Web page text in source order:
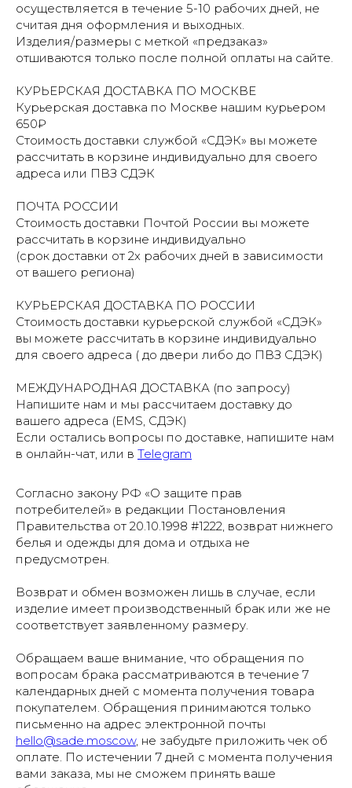
осуществляется в течение 5-10 рабочих дней, не
считая дня оформления и выходных.
Изделия/размеры с меткой «предзаказ»
отшиваются только после полной оплаты на сайте.
КУРЬЕРСКАЯ ДОСТАВКА ПО МОСКВЕ
Курьерская доставка по Москве нашим курьером
650₽
Стоимость доставки службой «СДЭК» вы можете
рассчитать в корзине индивидуально для своего
адреса или ПВЗ СДЭК
ПОЧТА РОССИИ
Стоимость доставки Почтой России вы можете
рассчитать в корзине индивидуально
(срок доставки от 2х рабочих дней в зависимости
от вашего региона)
КУРЬЕРСКАЯ ДОСТАВКА ПО РОССИИ
Стоимость доставки курьерской службой «СДЭК»
вы можете рассчитать в корзине индивидуально
для своего адреса ( до двери либо до ПВЗ СДЭК)
МЕЖДУНАРОДНАЯ ДОСТАВКА (по запросу)
Напишите нам и мы рассчитаем доставку до
вашего адреса (EMS, СДЭК)
Если остались вопросы по доставке, напишите нам
в онлайн-чат, или в Telegram
Согласно закону РФ «О защите прав
потребителей» в редакции Постановления
Правительства от 20.10.1998 #1222, возврат нижнего
белья и одежды для дома и отдыха не
предусмотрен.
Возврат и обмен возможен лишь в случае, если
изделие имеет производственный брак или же не
соответствует заявленному размеру.
Обращаем ваше внимание, что обращения по
вопросам брака рассматриваются в течение 7
календарных дней с момента получения товара
покупателем. Обращения принимаются только
письменно на адрес электронной почты
hello@sade.moscow, не забудьте приложить чек об
оплате. По истечении 7 дней с момента получения
вами заказа, мы не сможем принять ваше